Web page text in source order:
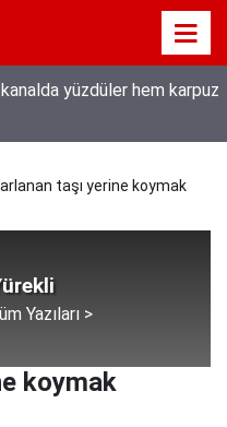
yüzdüler hem karpuz
taşı yerine koymak
Yazıları >
koymak